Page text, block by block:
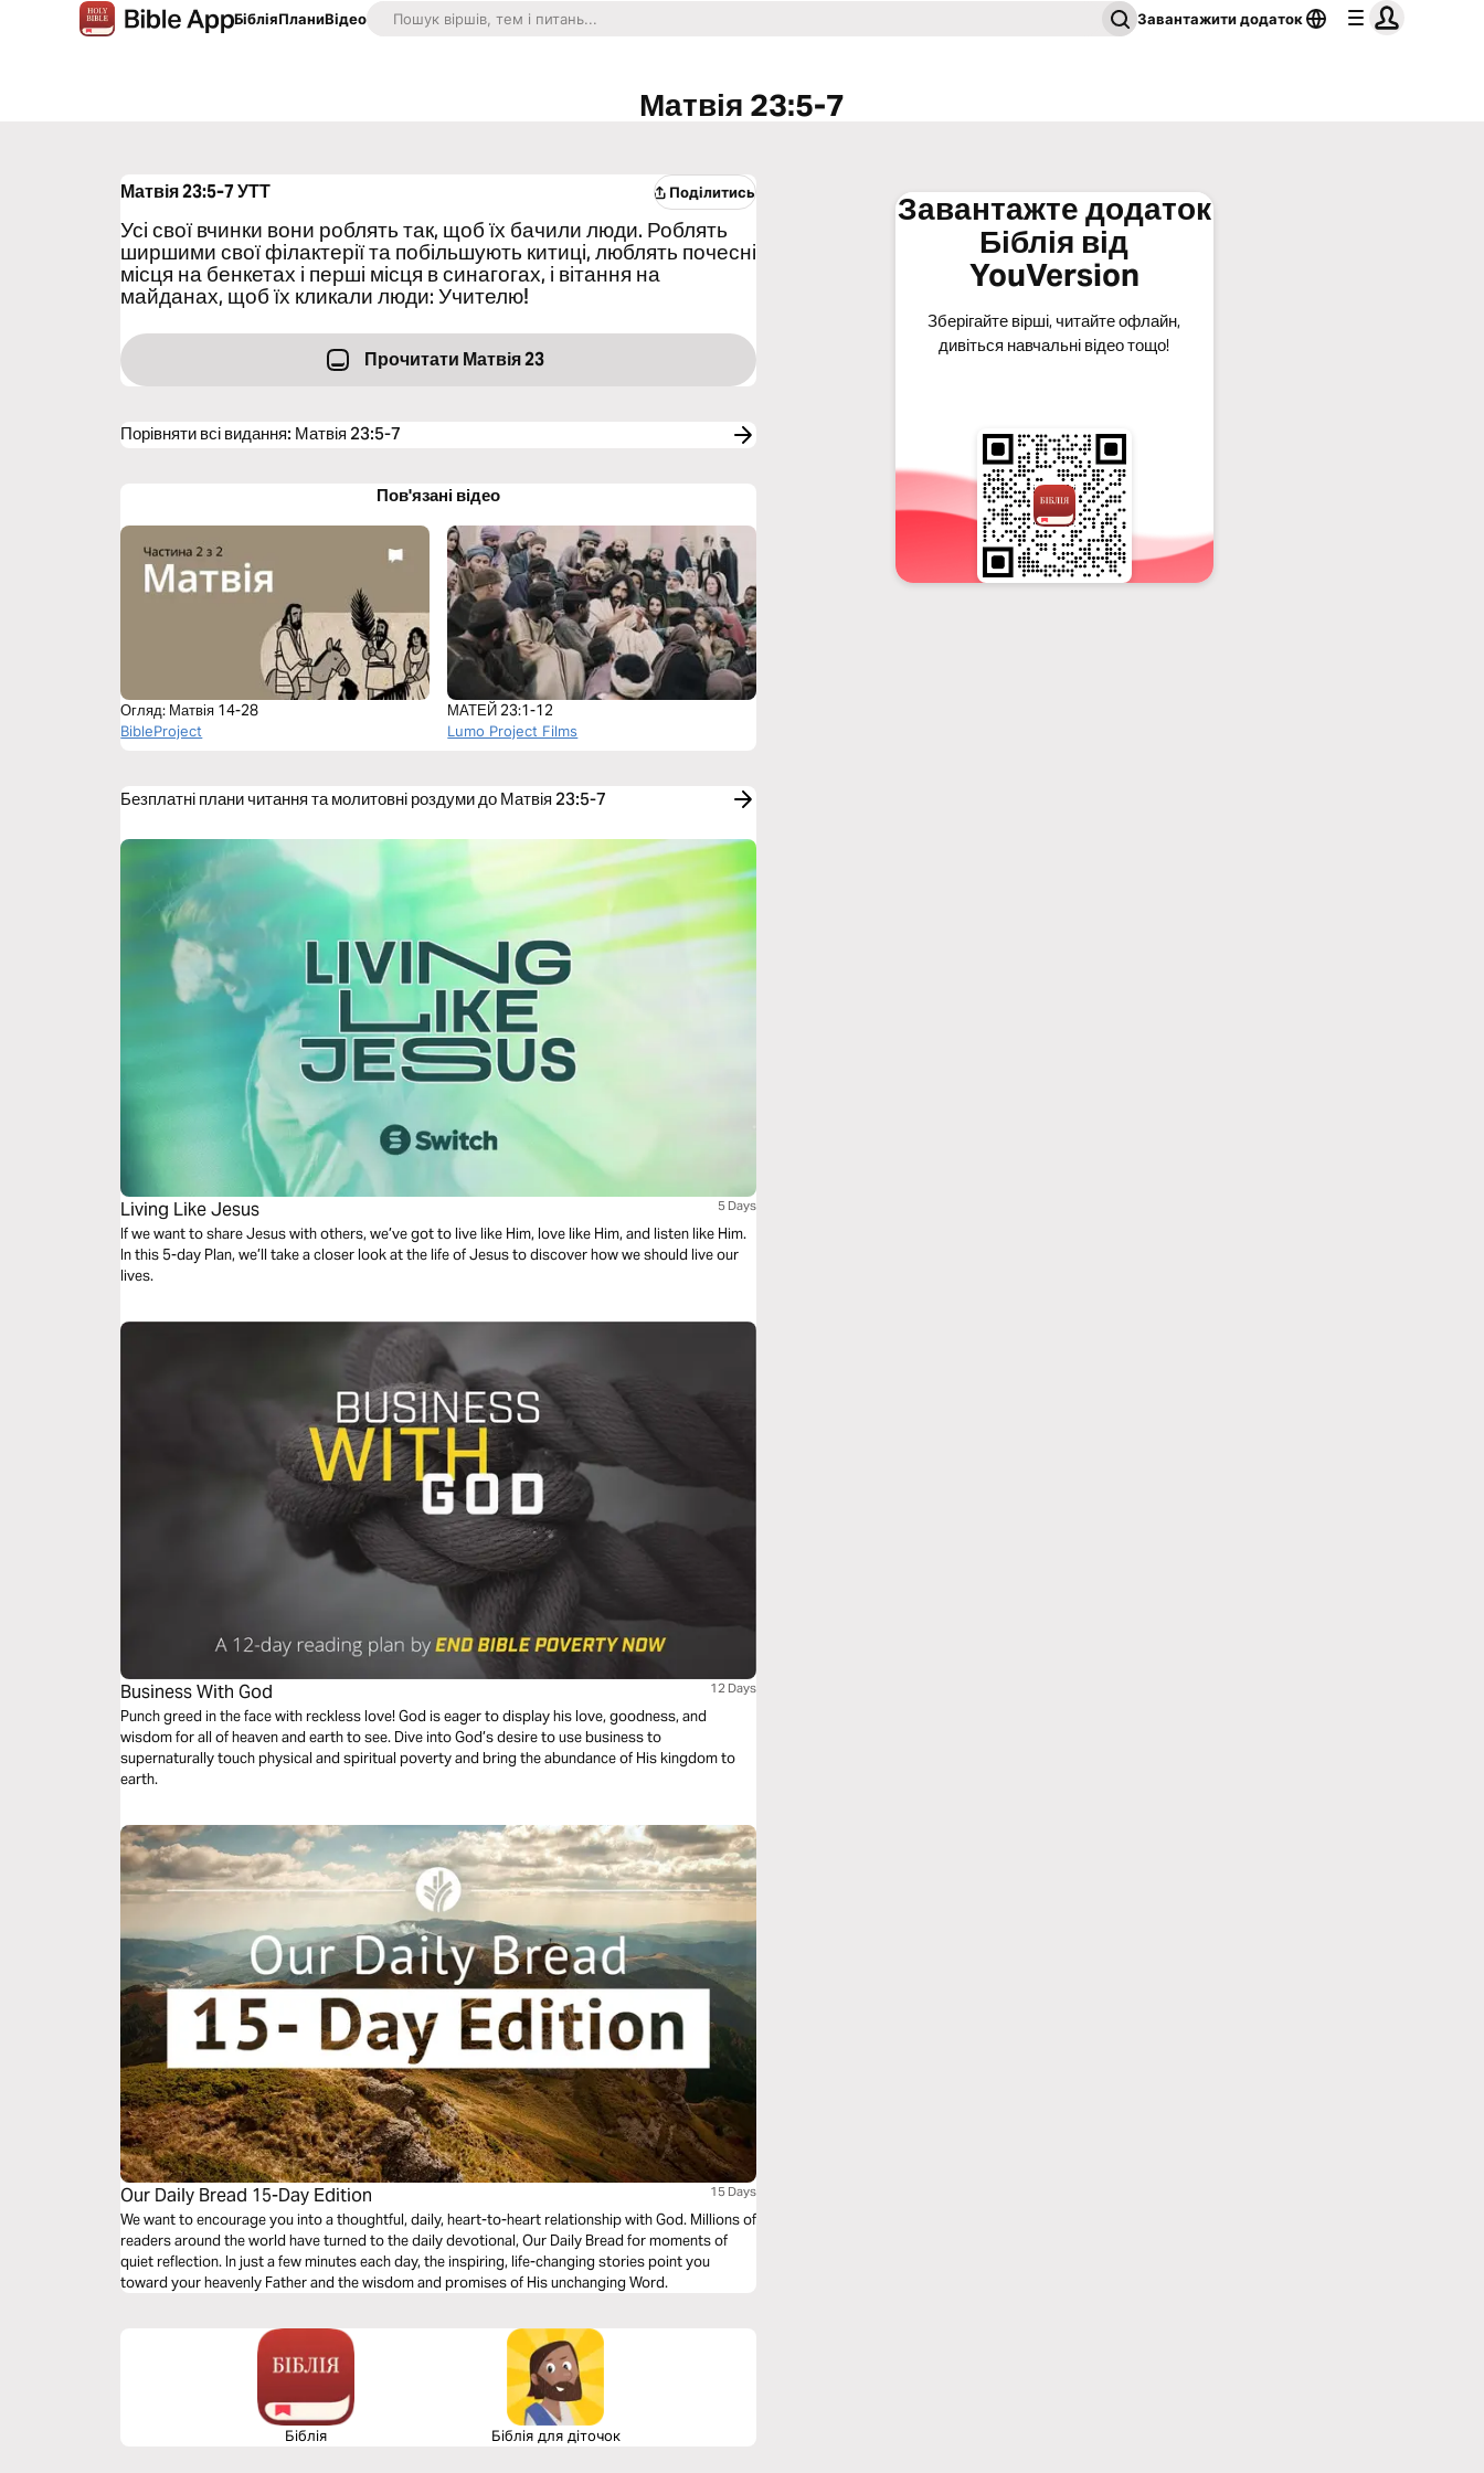
БібліяПланиВідео Завантажити додаток
Матвія 23:5-7
Матвія 23:5-7 УТТ Поділитись
Усі свої вчинки вони роблять так, щоб їх бачили люди. Роблять
ширшими свої філактерії та побільшують китиці, люблять почесні
місця на бенкетах і перші місця в синагогах, і вітання на
майданах, щоб їх кликали люди: Учителю!
Прочитати Матвія 23
Порівняти всі видання: Матвія 23:5-7
Пов'язані відео
Огляд: Матвія 14-28
BibleProject
МАТЕЙ 23:1-12
Lumo Project Films
Безплатні плани читання та молитовні роздуми до Матвія 23:5-7
Living Like Jesus 5 Days
If we want to share Jesus with others, we’ve got to live like Him, love like Him, and listen like Him.
In this 5-day Plan, we’ll take a closer look at the life of Jesus to discover how we should live our
lives.
Business With God 12 Days
Punch greed in the face with reckless love! God is eager to display his love, goodness, and
wisdom for all of heaven and earth to see. Dive into God’s desire to use business to
supernaturally touch physical and spiritual poverty and bring the abundance of His kingdom to
earth.
Our Daily Bread 15-Day Edition 15 Days
We want to encourage you into a thoughtful, daily, heart-to-heart relationship with God. Millions of
readers around the world have turned to the daily devotional, Our Daily Bread for moments of
quiet reflection. In just a few minutes each day, the inspiring, life-changing stories point you
toward your heavenly Father and the wisdom and promises of His unchanging Word.
Біблія Біблія для діточок
Завантажте додаток
Біблія від
YouVersion
Зберігайте вірші, читайте офлайн,
дивіться навчальні відео тощо!